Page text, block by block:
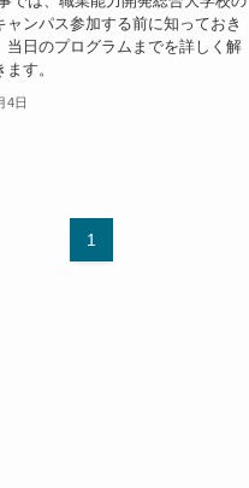
ャンパス参加する前に知っておき
当日のプログラムまでを詳しく解
す。
4日
1